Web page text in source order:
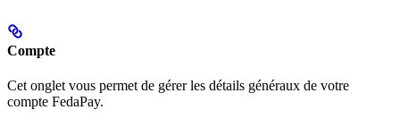
Compte
Cet onglet vous permet de gérer les détails généraux de votre
compte FedaPay.